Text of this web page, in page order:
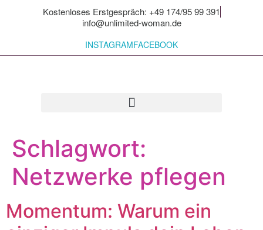
Kostenloses Erstgespräch: +49 174/95 99 391
info@unlimited-woman.de
INSTAGRAMFACEBOOK
Schlagwort:
Netzwerke pflegen
Momentum: Warum ein